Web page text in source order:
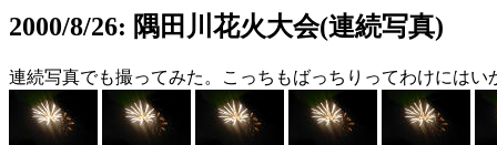
2000/8/26: 隅田川花火大会(連続写真)
連続写真でも撮ってみた。こっちもばっちりってわけには